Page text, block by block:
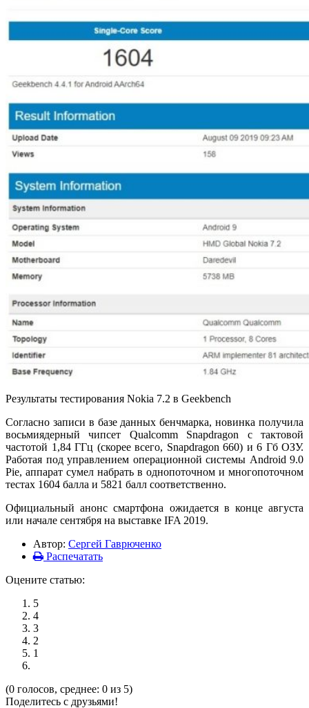
Результаты тестирования Nokia 7.2 в Geekbench
Согласно записи в базе данных бенчмарка, новинка получила
восьмиядерный чипсет Qualcomm Snapdragon с тактовой
частотой 1,84 ГГц (скорее всего, Snapdragon 660) и 6 Гб ОЗУ.
Работая под управлением операционной системы Android 9.0
Pie, аппарат сумел набрать в однопоточном и многопоточном
тестах 1604 балла и 5821 балл соответственно.
Официальный анонс смартфона ожидается в конце августа
или начале сентября на выставке IFA 2019.
Автор: Сергей Гаврюченко
Распечатать
Оцените статью:
5
4
3
2
1
(0 голосов, среднее: 0 из 5)
Поделитесь с друзьями!